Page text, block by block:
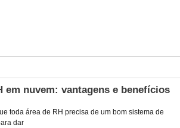
em nuvem: vantagens e benefícios
toda área de RH precisa de um bom sistema de
dar